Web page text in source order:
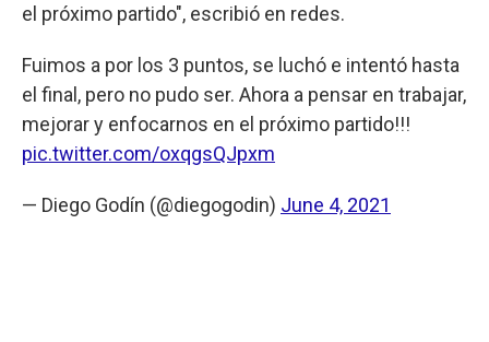
el próximo partido", escribió en redes.
Fuimos a por los 3 puntos, se luchó e intentó hasta
el final, pero no pudo ser. Ahora a pensar en trabajar,
mejorar y enfocarnos en el próximo partido!!!
pic.twitter.com/oxqgsQJpxm
— Diego Godín (@diegogodin) June 4, 2021